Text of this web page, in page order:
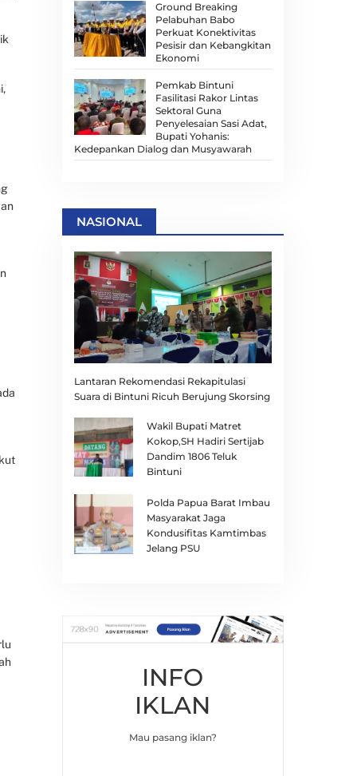
Ground Breaking
Pelabuhan Babo
Perkuat Konektivitas
Pesisir dan Kebangkitan
Ekonomi
Pemkab Bintuni
Fasilitasi Rakor Lintas
Sektoral Guna
Penyelesaian Sasi Adat,
Bupati Yohanis:
Kedepankan Dialog dan Musyawarah
NASIONAL
Lantaran Rekomendasi Rekapitulasi
Suara di Bintuni Ricuh Berujung Skorsing
Wakil Bupati Matret
Kokop,SH Hadiri Sertijab
Dandim 1806 Teluk
Bintuni
Polda Papua Barat Imbau
Masyarakat Jaga
Kondusifitas Kamtimbas
Jelang PSU
INFO
IKLAN
Mau pasang iklan?